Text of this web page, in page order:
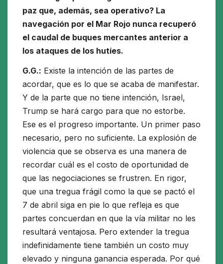
paz que, además, sea operativo? La
navegación por el Mar Rojo nunca recuperó
el caudal de buques mercantes anterior a
los ataques de los hutíes.
G.G.: Existe la intención de las partes de
acordar, que es lo que se acaba de manifestar.
Y de la parte que no tiene intención, Israel,
Trump se hará cargo para que no estorbe.
Ese es el progreso importante. Un primer paso
necesario, pero no suficiente. La explosión de
violencia que se observa es una manera de
recordar cuál es el costo de oportunidad de
que las negociaciones se frustren. En rigor,
que una tregua frágil como la que se pactó el
7 de abril siga en pie lo que refleja es que
partes concuerdan en que la vía militar no les
resultará ventajosa. Pero extender la tregua
indefinidamente tiene también un costo muy
elevado y ninguna ganancia esperada. Por qué